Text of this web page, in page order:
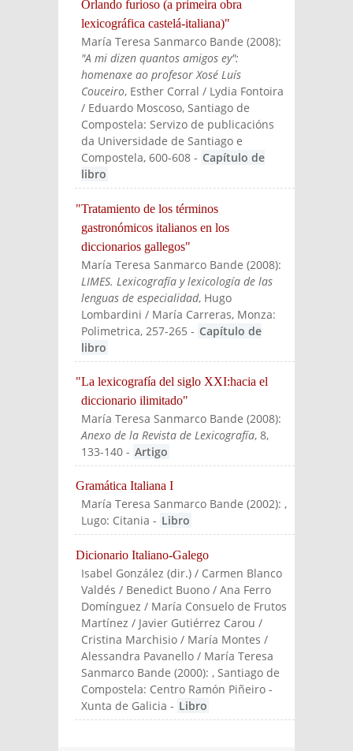
Orlando furioso (a primeira obra
lexicográfica castelá-italiana)"
María Teresa Sanmarco Bande (2008):
"A mi dizen quantos amigos ey":
homenaxe ao profesor Xosé Luís
Couceiro, Esther Corral / Lydia Fontoira
/ Eduardo Moscoso, Santiago de
Compostela: Servizo de publicacións
da Universidade de Santiago e
Compostela, 600-608 - Capítulo de
libro
"Tratamiento de los términos
gastronómicos italianos en los
diccionarios gallegos"
María Teresa Sanmarco Bande (2008):
LIMES. Lexicografía y lexicología de las
lenguas de especialidad, Hugo
Lombardini / María Carreras, Monza:
Polimetrica, 257-265 - Capítulo de
libro
"La lexicografía del siglo XXI:hacia el
diccionario ilimitado"
María Teresa Sanmarco Bande (2008):
Anexo de la Revista de Lexicografía, 8,
133-140 - Artigo
Gramática Italiana I
María Teresa Sanmarco Bande (2002):,
Lugo: Citania - Libro
Dicionario Italiano-Galego
Isabel González (dir.) / Carmen Blanco
Valdés / Benedict Buono / Ana Ferro
Domínguez / María Consuelo de Frutos
Martínez / Javier Gutiérrez Carou /
Cristina Marchisio / María Montes /
Alessandra Pavanello / María Teresa
Sanmarco Bande (2000): , Santiago de
Compostela: Centro Ramón Piñeiro -
Xunta de Galicia - Libro